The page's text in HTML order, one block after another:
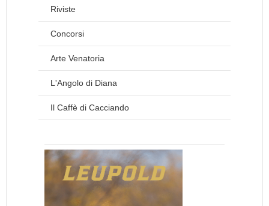
Riviste
Concorsi
Arte Venatoria
L'Angolo di Diana
Il Caffè di Cacciando